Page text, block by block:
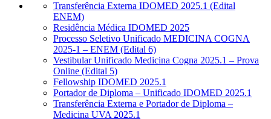
Transferência Externa IDOMED 2025.1 (Edital
ENEM)
Residência Médica IDOMED 2025
Processo Seletivo Unificado MEDICINA COGNA
2025-1 – ENEM (Edital 6)
Vestibular Unificado Medicina Cogna 2025.1 – Prova
Online (Edital 5)
Fellowship IDOMED 2025.1
Portador de Diploma – Unificado IDOMED 2025.1
Transferência Externa e Portador de Diploma –
Medicina UVA 2025.1